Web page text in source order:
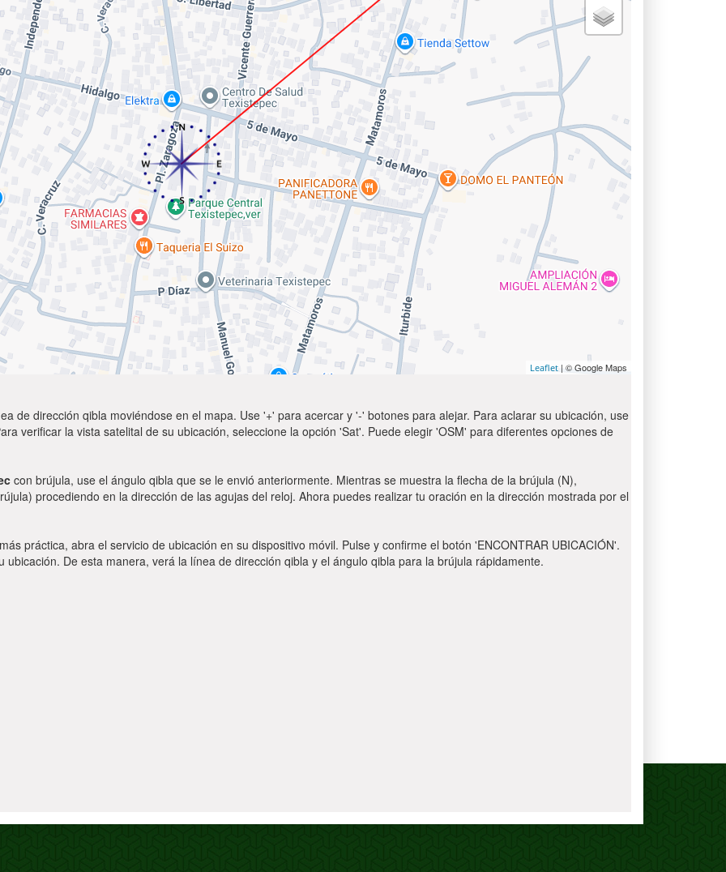
Leaflet | © Google Maps
de dirección qibla moviéndose en el mapa. Use '+' para acercar y '-' botones para alejar. Para aclarar su ubicación, use
verificar la vista satelital de su ubicación, seleccione la opción 'Sat'. Puede elegir 'OSM' para diferentes opciones de
con brújula, use el ángulo qibla que se le envió anteriormente. Mientras se muestra la flecha de la brújula (N),
procediendo en la dirección de las agujas del reloj. Ahora puedes realizar tu oración en la dirección mostrada por el
práctica, abra el servicio de ubicación en su dispositivo móvil. Pulse y confirme el botón 'ENCONTRAR UBICACIÓN'.
De esta manera, verá la línea de dirección qibla y el ángulo qibla para la brújula rápidamente.